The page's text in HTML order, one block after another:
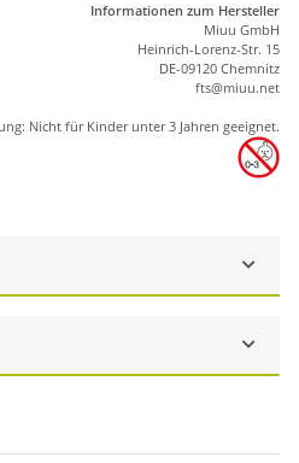
Informationen zum Hersteller
Miuu GmbH
Heinrich-Lorenz-Str. 15
DE-09120 Chemnitz
fts@miuu.net
Nicht für Kinder unter 3 Jahren geeignet.